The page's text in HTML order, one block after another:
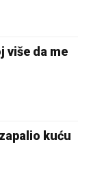
više da me
kuću